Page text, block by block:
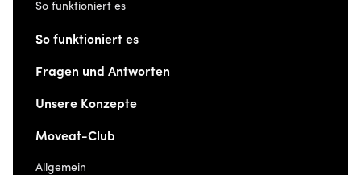
So funktioniert es
So funktioniert es
Fragen und Antworten
Unsere Konzepte
Moveat-Club
Allgemein